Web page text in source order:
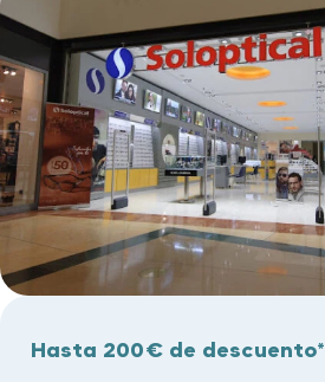
Hasta 200€ de descuento*